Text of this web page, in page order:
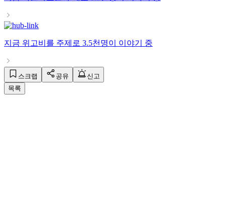
지금 위고비 를 주제로 3.5천명이 이야기 중
스크랩 공유
신고
목록